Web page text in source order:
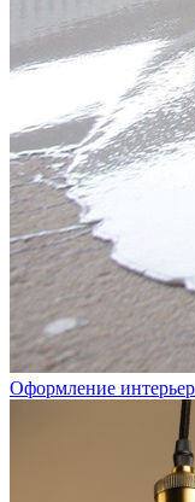
Оформление